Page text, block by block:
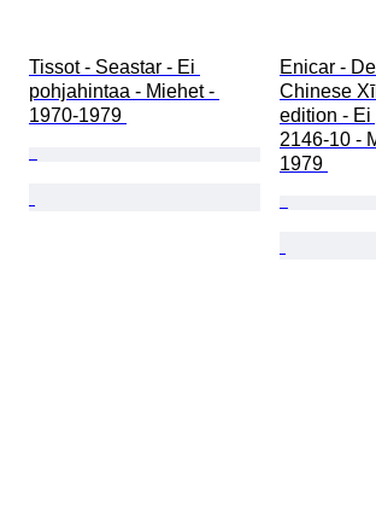
Tissot - Seastar - Ei
pohjahintaa - Miehet -
1970-1979
Enicar -
Chinese
edition -
2146-10 -
1979